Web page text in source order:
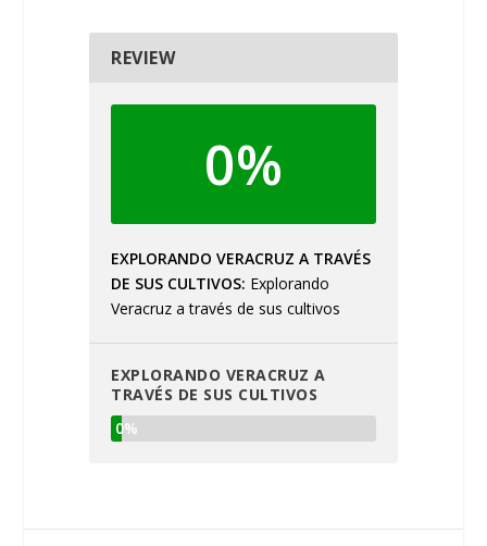
REVIEW
0%
EXPLORANDO VERACRUZ A TRAVÉS
DE SUS CULTIVOS Explorando
Veracruz a través de sus cultivos
EXPLORANDO VERACRUZ A
TRAVÉS DE SUS CULTIVOS
0%